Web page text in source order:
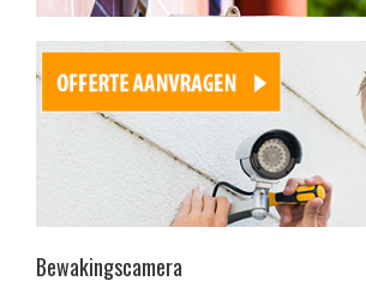
Bewakingscamera